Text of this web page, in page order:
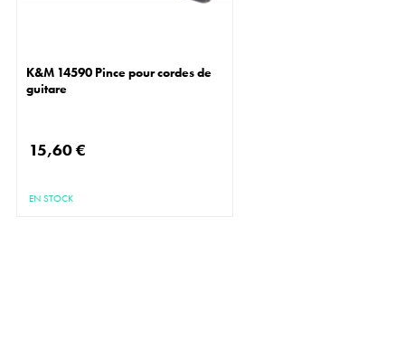
K&M 14590 Pince pour cordes de
guitare
15,60 €
EN STOCK